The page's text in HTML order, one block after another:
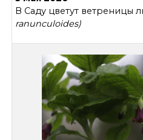
В Саду цветут ветреницы
ranunculoides)